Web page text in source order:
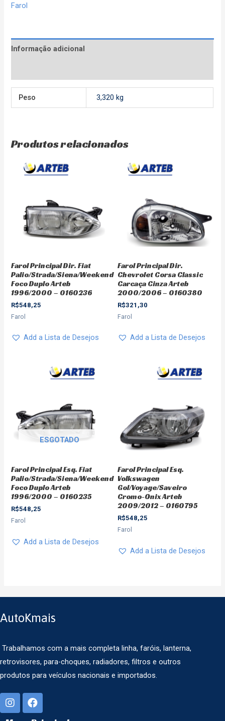
Farol
Informação adicional
Peso 3,320 kg
Produtos relacionados
Farol Principal Dir. Fiat
Palio/Strada/Siena/Weekend
Foco Duplo Arteb
1996/2000 – 0160236
R$548,25
Farol
Add a Lista de Desejos
Farol Principal Dir.
Chevrolet Corsa Classic
Carcaça Cinza Arteb
2000/2006 – 0160380
R$321,30
Farol
Add a Lista de Desejos
ESGOTADO
Farol Principal Esq. Fiat
Palio/Strada/Siena/Weekend
Foco Duplo Arteb
1996/2000 – 0160235
R$548,25
Farol
Add a Lista de Desejos
Farol Principal Esq.
Volkswagen
Gol/Voyage/Saveiro
Cromo-Onix Arteb
2009/2012 – 0160795
R$548,25
Farol
Add a Lista de Desejos
AutoKmais
Trabalhamos com a mais completa linha, faróis, lanterna,
retrovisores, para-choques, radiadores, filtros e outros
produtos para veículos nacionais e importados.